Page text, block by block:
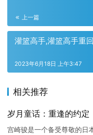
上一篇
灌篮高手,灌篮高手重
2023年6月18日 上午3:47
相关推荐
岁月童话：重逢的约定
宫崎骏是一个备受尊敬的日